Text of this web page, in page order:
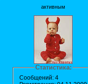
активным
Статистика:
Сообщений: 4